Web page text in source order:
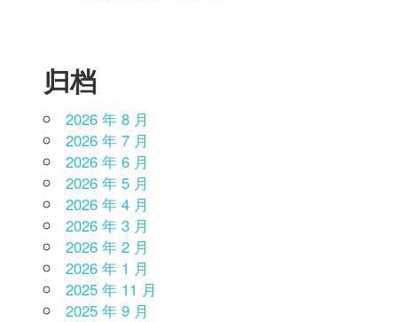
归档
2026 年 8 月
2026 年 7 月
2026 年 6 月
2026 年 5 月
2026 年 4 月
2026 年 3 月
2026 年 2 月
2026 年 1 月
2025 年 11 月
2025 年 9 月